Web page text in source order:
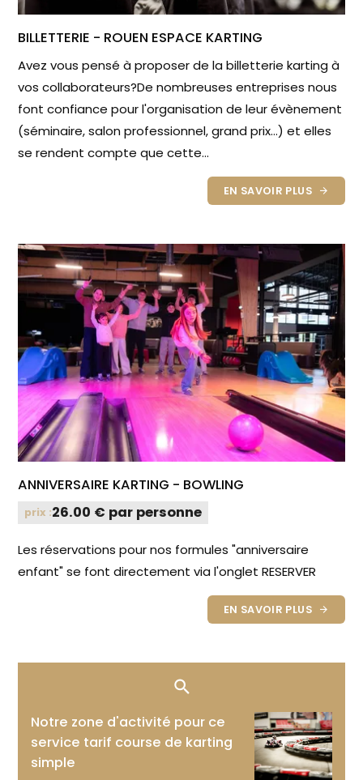
BILLETTERIE - ROUEN ESPACE KARTING
Avez vous pensé à proposer de la billetterie karting à
vos collaborateurs?De nombreuses entreprises nous
font confiance pour l'organisation de leur évènement
(séminaire, salon professionnel, grand prix…) et elles
se rendent compte que cette...
EN SAVOIR PLUS
ANNIVERSAIRE KARTING - BOWLING
prix :26.00 € par personne
Les réservations pour nos formules "anniversaire
enfant" se font directement via l'onglet RESERVER
EN SAVOIR PLUS
Notre zone d'activité pour ce
service tarif course de karting
simple